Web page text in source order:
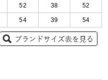
52 38 52
54 39 54